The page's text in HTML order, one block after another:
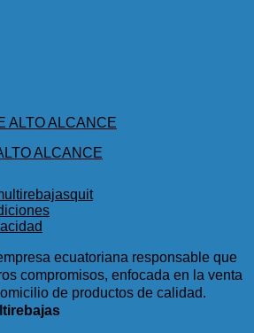
ALCANCE
ecuatoriana responsable que
compromisos, enfocada en la venta
de productos de calidad.